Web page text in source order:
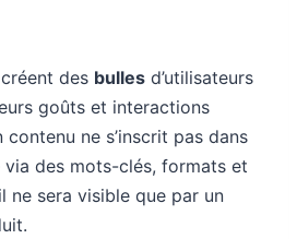
des bulles d’utilisateurs
goûts et interactions
ne s’inscrit pas dans
via des mots-clés, formats et
ne sera visible que par un